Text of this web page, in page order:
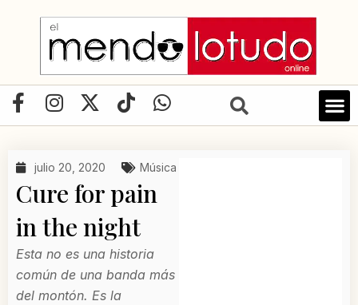
contenido
F
a
e
b
o
o
k
-
f
I
n
t
g
r
a
m
X
-
w
t
t
e
r
T
i
t
o
k
W
h
t
julio 20, 2020 Música
Cure for pain
in the night
Esta no es una historia
común de una banda más
del montón. Es la